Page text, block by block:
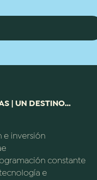
| UN DESTINO...
e inversión
constante
e